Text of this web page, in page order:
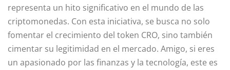
representa un hito significativo en el mundo de las
criptomonedas. Con esta iniciativa, se busca no solo
fomentar el crecimiento del token CRO, sino también
cimentar su legitimidad en el mercado. Amigo, si eres
un apasionado por las finanzas y la tecnología, este es